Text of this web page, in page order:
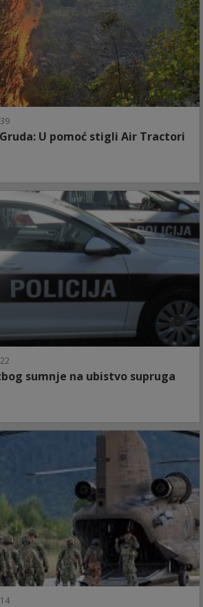
U pomoć stigli Air Tractori
sumnje na ubistvo supruga